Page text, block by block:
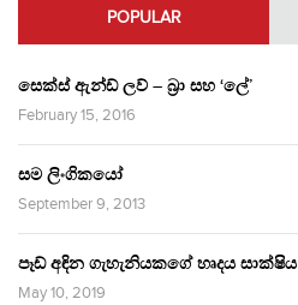
POPULAR
සෙක්ස් ඇන්ඩ් ලව් – බ්‍රා සහ ‘ලේ’
February 15, 2016
සම ලිංගිකයෝ
September 9, 2013
පෑඩ් අඳින ගැහැනියකගේ හෘදය සාක්ෂිය
May 10, 2019